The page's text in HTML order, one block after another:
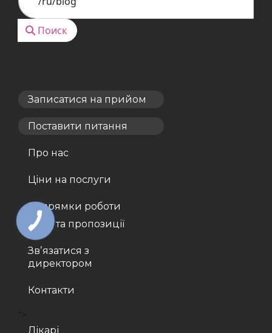
Поиск
Записатися на прийом
Поставити питання
Про нас
Ціни на послуги
Напрямки роботи
Акції та пропозиції
Звʼязатися з
директором
Контакти
Лікарі